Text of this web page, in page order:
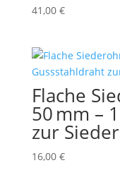
41,00 €
Flache
50 mm –
zur
16,00 €